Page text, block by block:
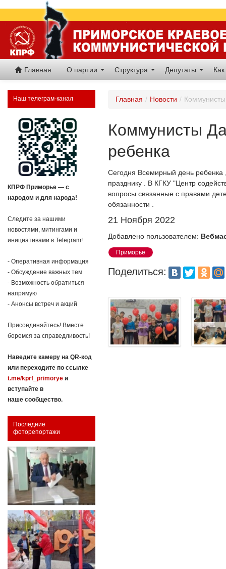
Главная О партии Структура Депутаты
Наш телеграм-канал
КПРФ Приморье — с
народом и для народа!
Следите за нашими
новостями, митингами и
инициативами в Telegram!
- Оперативная информация
- Обсуждение важных тем
- Возможность обратиться
напрямую
- Анонсы встреч и акций
Присоединяйтесь! Вместе
боремся за справедливость!
Наведите камеру на QR-код
или переходите по ссылке
t.me/kprf_primorye и
вступайте в
наше сообщество.
Последние
фоторепортажи
Главная / Новости /
Коммунисты
ребенка
Сегодня Всемирный день ребенка
празднику . В КГКУ "Центр
вопросы связанные с правами
обязанности .
21 Ноября 2022
Добавлено пользователем:
Приморье
Поделиться: